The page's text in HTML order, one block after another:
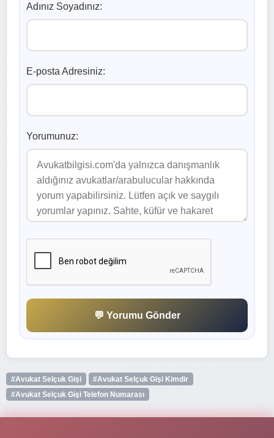
Adınız Soyadınız:
E-posta Adresiniz:
Yorumunuz:
💬 Yorumu Gönder
#Avukat Selçuk Gişi
#Avukat Selçuk Gişi Kimdir
#Avukat Selçuk Gişi Telefon Numarası